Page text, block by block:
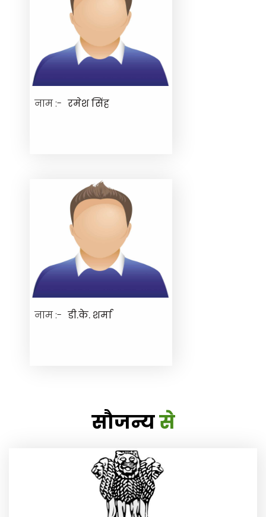
नाम :- रमेश सिंह
नाम :- डी.के. शर्मा
सौजन्यसे